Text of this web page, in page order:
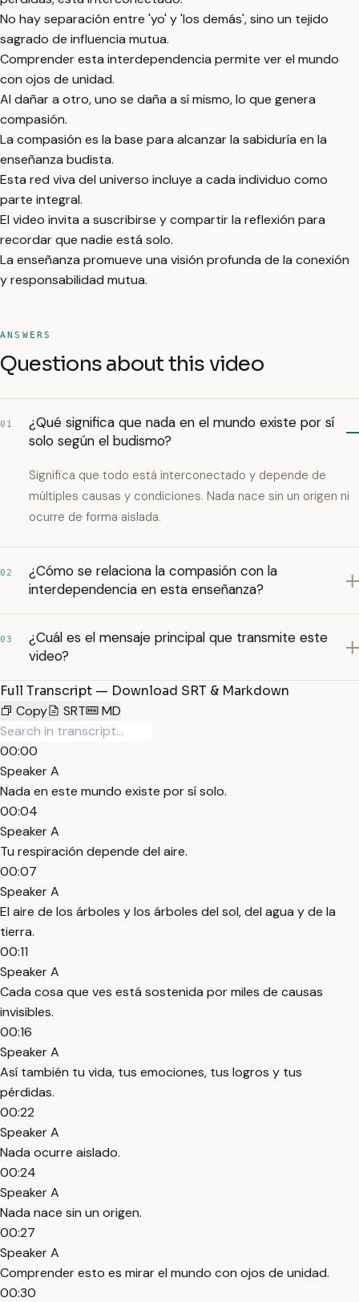
No hay separación entre 'yo' y 'los demás', sino un tejido
sagrado de influencia mutua.
Comprender esta interdependencia permite ver el mundo
con ojos de unidad.
Al dañar a otro, uno se daña a sí mismo, lo que genera
compasión.
La compasión es la base para alcanzar la sabiduría en la
enseñanza budista.
Esta red viva del universo incluye a cada individuo como
parte integral.
El video invita a suscribirse y compartir la reflexión para
recordar que nadie está solo.
La enseñanza promueve una visión profunda de la conexión
y responsabilidad mutua.
ANSWERS
Questions about this video
01
¿Qué significa que nada en el mundo existe por sí
solo según el budismo?
Significa que todo está interconectado y depende de
múltiples causas y condiciones. Nada nace sin un origen ni
ocurre de forma aislada.
02
¿Cómo se relaciona la compasión con la
interdependencia en esta enseñanza?
03
¿Cuál es el mensaje principal que transmite este
video?
Full Transcript — Download SRT & Markdown
Copy
SRT MD
00:00
Speaker A
Nada en este mundo existe por sí solo.
00:04
Speaker A
Tu respiración depende del aire.
00:07
Speaker A
El aire de los árboles y los árboles del sol, del agua y de la
tierra.
00:11
Speaker A
Cada cosa que ves está sostenida por miles de causas
invisibles.
00:16
Speaker A
Así también tu vida, tus emociones, tus logros y tus
pérdidas.
00:22
Speaker A
Nada ocurre aislado.
00:24
Speaker A
Nada nace sin un origen.
00:27
Speaker A
Comprender esto es mirar el mundo con ojos de unidad.
00:30